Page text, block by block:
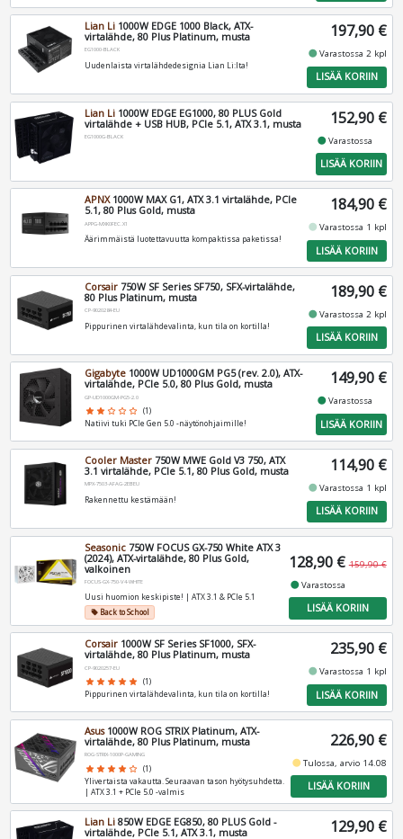
Lian Li 1000W EDGE 1000 Black, ATX-
virtalähde, 80 Plus Platinum, musta
EG1000-BLACK
Uudenlaista virtalähdedesignia Lian Li:lta!
197,90 €
fiber_manual_recordVarastossa 2 kpl
LISÄÄ KORIIN
Lian Li 1000W EDGE EG1000, 80 PLUS Gold
virtalähde + USB HUB, PCIe 5.1, ATX 3.1, musta
EG1000G-BLACK
152,90 €
fiber_manual_recordVarastossa
LISÄÄ KORIIN
APNX1000W MAX G1, ATX 3.1 virtalähde, PCIe
5.1, 80 Plus Gold, musta
APPG-MXK0FEC.X1
Äärimmäistä luotettavuutta kompaktissa paketissa!
184,90 €
fiber_manual_record Varastossa 1 kpl
LISÄÄ KORIIN
Corsair 750W SF Series SF750, SFX-virtalähde,
80 Plus Platinum, musta
CP-9020284-EU
Pippurinen virtalähdevalinta, kun tila on kortilla!
189,90 €
fiber_manual_recordVarastossa 2 kpl
LISÄÄ KORIIN
Gigabyte 1000W UD1000GM PG5 (rev. 2.0), ATX-
virtalähde, PCIe 5.0, 80 Plus Gold, musta
GP-UD1000GM-PG5-2.0
star star star_border star_border star_border (1)
Natiivi tuki PCIe Gen 5.0 -näytönohjaimille!
149,90 €
fiber_manual_recordVarastossa
LISÄÄ KORIIN
Cooler Master 750W MWE Gold V3 750, ATX
3.1 virtalähde, PCIe 5.1, 80 Plus Gold, musta
MPX-7503-AFAG-2EBEU
Rakennettu kestämään!
114,90 €
fiber_manual_recordVarastossa 1 kpl
LISÄÄ KORIIN
Seasonic 750W FOCUS GX-750 White ATX 3
(2024), ATX-virtalähde, 80 Plus Gold,
valkoinen
FOCUS-GX-750-V4-WHITE
Uusi huomion keskipiste! | ATX 3.1 & PCIe 5.1
local_offerBack to School
128,90 € 159,90 €
fiber_manual_recordVarastossa
LISÄÄ KORIIN
Corsair 1000W SF Series SF1000, SFX-
virtalähde, 80 Plus Platinum, musta
CP-9020257-EU
star star star star star (1)
Pippurinen virtalähdevalinta, kun tila on kortilla!
235,90 €
fiber_manual_recordVarastossa 1 kpl
LISÄÄ KORIIN
Asus1000W ROG STRIX Platinum, ATX-
virtalähde, 80 Plus Platinum, musta
ROG-STRIX-1000P-GAMING
star star star star star_border (1)
Ylivertaista vakautta. Seuraavan tason hyötysuhdetta.
| ATX 3.1 + PCIe 5.0 -valmis
226,90 €
fiber_manual_recordTulossa, arvio 14.08
LISÄÄ KORIIN
Lian Li 850W EDGE EG850, 80 PLUS Gold -
virtalähde, PCIe 5.1, ATX 3.1, musta
129,90 €